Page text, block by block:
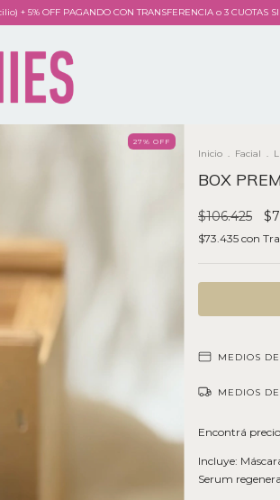
5% OFF PAGANDO CON TRANSFERENCIA o 3 CUOTAS
27 % OFF
Inicio . Facial .
BOX
$106.425
$73.435 con
MEDIOS
MEDIOS
Encontrá
Incluye:
Serum